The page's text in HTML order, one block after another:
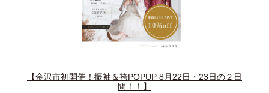
【金沢市初開催！振袖＆袴POPUP 8月22日・23日の２日
間！！】